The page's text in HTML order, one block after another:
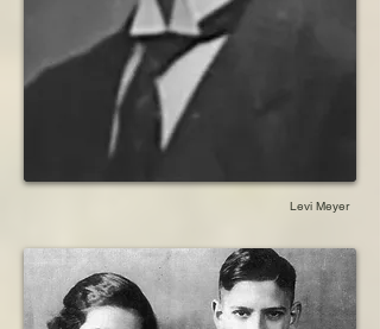
Levi Meyer